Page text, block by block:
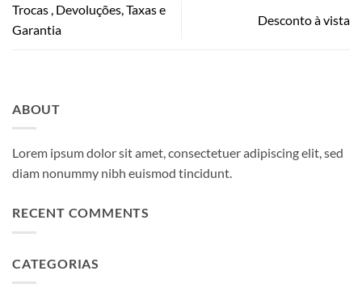
Trocas , Devoluções, Taxas e
Garantia
Desconto à vista
ABOUT
Lorem ipsum dolor sit amet, consectetuer adipiscing elit, sed
diam nonummy nibh euismod tincidunt.
RECENT COMMENTS
CATEGORIAS